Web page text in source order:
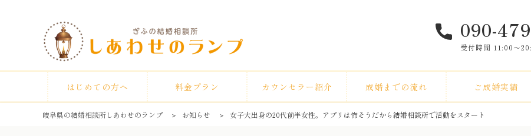
090-
受付時間 11:00〜
はじめての方へ 料金プラン カウンセラー紹介 成婚までの流れ ご成婚実績
岐阜県の結婚相談所しあわせのランプ ＞ お知らせ ＞ 女子大出身の20代前半女性。アプリは怖そうだから結婚相談所で活動をスタート